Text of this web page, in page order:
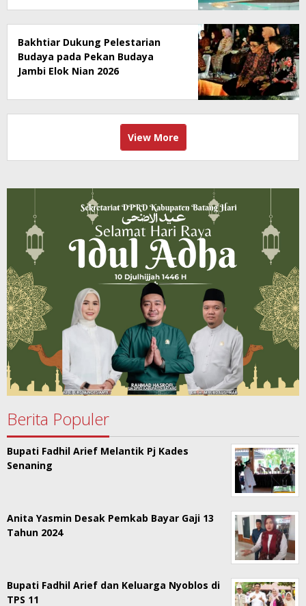
Bakhtiar Dukung Pelestarian
Budaya pada Pekan Budaya
Jambi Elok Nian 2026
View More
Berita Populer
Bupati Fadhil Arief Melantik Pj Kades
Senaning
Anita Yasmin Desak Pemkab Bayar Gaji 13
Tahun 2024
Bupati Fadhil Arief dan Keluarga Nyoblos di
TPS 11